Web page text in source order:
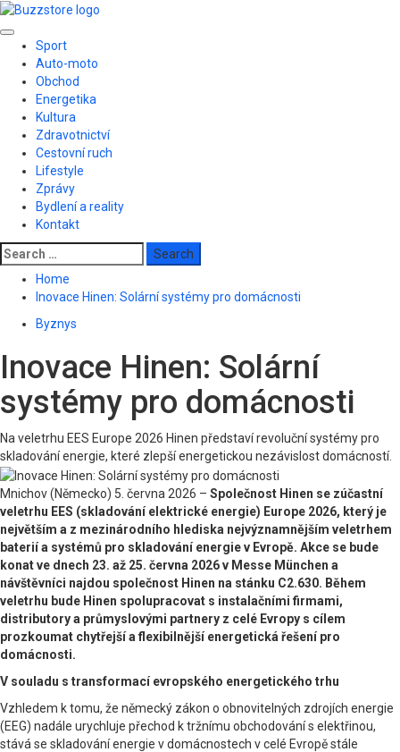
Skip
content
Primary
Menu
Sport
Auto-moto
Obchod
Energetika
Kultura
Zdravotnictví
Cestovní ruch
Lifestyle
Zprávy
Bydlení a reality
Kontakt
Search
for:
Home
Inovace Hinen: Solární systémy pro domácnosti
Byznys
Inovace Hinen: Solární
systémy pro domácnosti
Na veletrhu EES Europe 2026 Hinen představí revoluční systémy pro
skladování energie, které zlepší energetickou nezávislost domácností.
Mnichov (Německo) 5. června 2026 – Společnost Hinen se zúčastní
veletrhu EES (skladování elektrické energie) Europe 2026, který je
největším a z mezinárodního hlediska nejvýznamnějším veletrhem
baterií a systémů pro skladování energie v Evropě. Akce se bude
konat ve dnech 23. až 25. června 2026 v Messe München a
návštěvníci najdou společnost Hinen na stánku C2.630. Během
veletrhu bude Hinen spolupracovat s instalačními firmami,
distributory a průmyslovými partnery z celé Evropy s cílem
prozkoumat chytřejší a flexibilnější energetická řešení pro
domácnosti.
V souladu s transformací evropského energetického trhu
Vzhledem k tomu, že německý zákon o obnovitelných zdrojích energie
(EEG) nadále urychluje přechod k tržnímu obchodování s elektřinou,
stává se skladování energie v domácnostech v celé Evropě stále